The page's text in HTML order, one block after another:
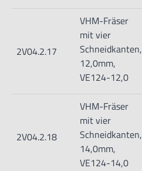
2V04.2.17
VHM-Fräser
mit vier
Schneidkanten,
12,0mm,
VE124-12,0
2V04.2.18
VHM-Fräser
mit vier
Schneidkanten,
14,0mm,
VE124-14,0